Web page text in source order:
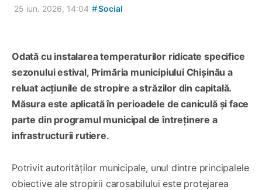
25 iun. 2026, 14:04 #Social
Odată cu instalarea temperaturilor ridicate specifice
sezonului estival, Primăria municipiului Chișinău a
reluat acțiunile de stropire a străzilor din capitală.
Măsura este aplicată în perioadele de caniculă și face
parte din programul municipal de întreținere a
infrastructurii rutiere.
Potrivit autorităților municipale, unul dintre principalele
obiective ale stropirii carosabilului este protejarea